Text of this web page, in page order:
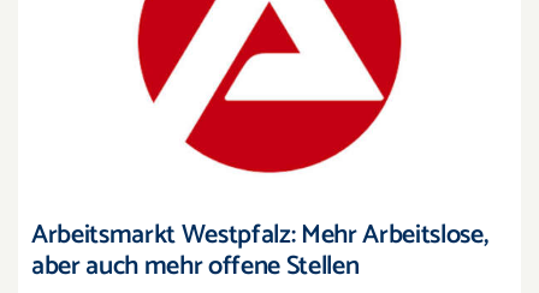
Arbeitsmarkt Westpfalz: Mehr Arbeitslose, aber
auch mehr offene Stellen
Arbeitsmarkt Westpfalz: Mehr Arbeitslose,
aber auch mehr offene Stellen